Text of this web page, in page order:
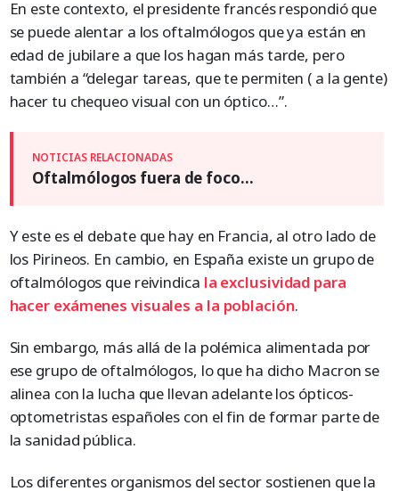
En este contexto, el presidente francés respondió que
se puede alentar a los oftalmólogos que ya están en
edad de jubilare a que los hagan más tarde, pero
también a “delegar tareas, que te permiten ( a la gente)
hacer tu chequeo visual con un óptico…”.
Oftalmólogos fuera de foco…
Y este es el debate que hay en Francia, al otro lado de
los Pirineos. En cambio, en España existe un grupo de
oftalmólogos que reivindica la exclusividad para
hacer exámenes visuales a la población.
Sin embargo, más allá de la polémica alimentada por
ese grupo de oftalmólogos, lo que ha dicho Macron se
alinea con la lucha que llevan adelante los ópticos-
optometristas españoles con el fin de formar parte de
la sanidad pública.
Los diferentes organismos del sector sostienen que la